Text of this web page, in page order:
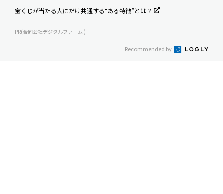
宝くじが当たる人にだけ共通する“ある特徴”とは？
PR(合同会社デジタルファーム )
Recommended by